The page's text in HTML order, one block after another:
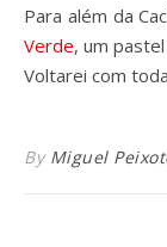
Para além da
Verde, um
Voltarei com
By Miguel